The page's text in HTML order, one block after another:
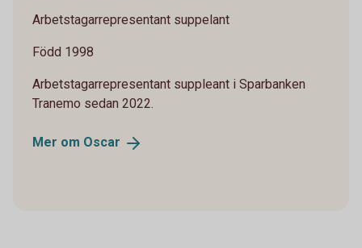
Arbetstagarrepresentant suppelant
Född 1998
Arbetstagarrepresentant suppleant i Sparbanken
Tranemo sedan 2022.
Mer om Oscar